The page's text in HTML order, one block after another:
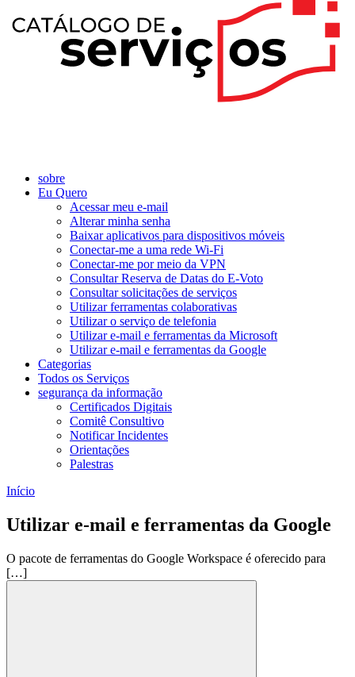
sobre
Eu Quero
Acessar meu e-mail
Alterar minha senha
Baixar aplicativos para dispositivos móveis
Conectar-me a uma rede Wi-Fi
Conectar-me por meio da VPN
Consultar Reserva de Datas do E-Voto
Consultar solicitações de serviços
Utilizar ferramentas colaborativas
Utilizar o serviço de telefonia
Utilizar e-mail e ferramentas da Microsoft
Utilizar e-mail e ferramentas da Google
Categorias
Todos os Serviços
segurança da informação
Certificados Digitais
Comitê Consultivo
Notificar Incidentes
Orientações
Palestras
Início
Utilizar e-mail e ferramentas da Google
O pacote de ferramentas do Google Workspace é oferecido para
[…]